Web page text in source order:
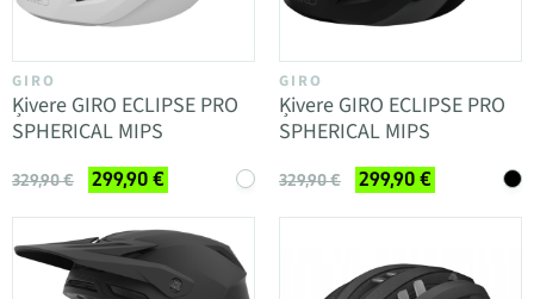
GIRO
Ķivere GIRO ECLIPSE PRO
SPHERICAL MIPS
329,90 € 299,90 €
GIRO
Ķivere GIRO ECLIPSE PRO
SPHERICAL MIPS
329,90 € 299,90 €